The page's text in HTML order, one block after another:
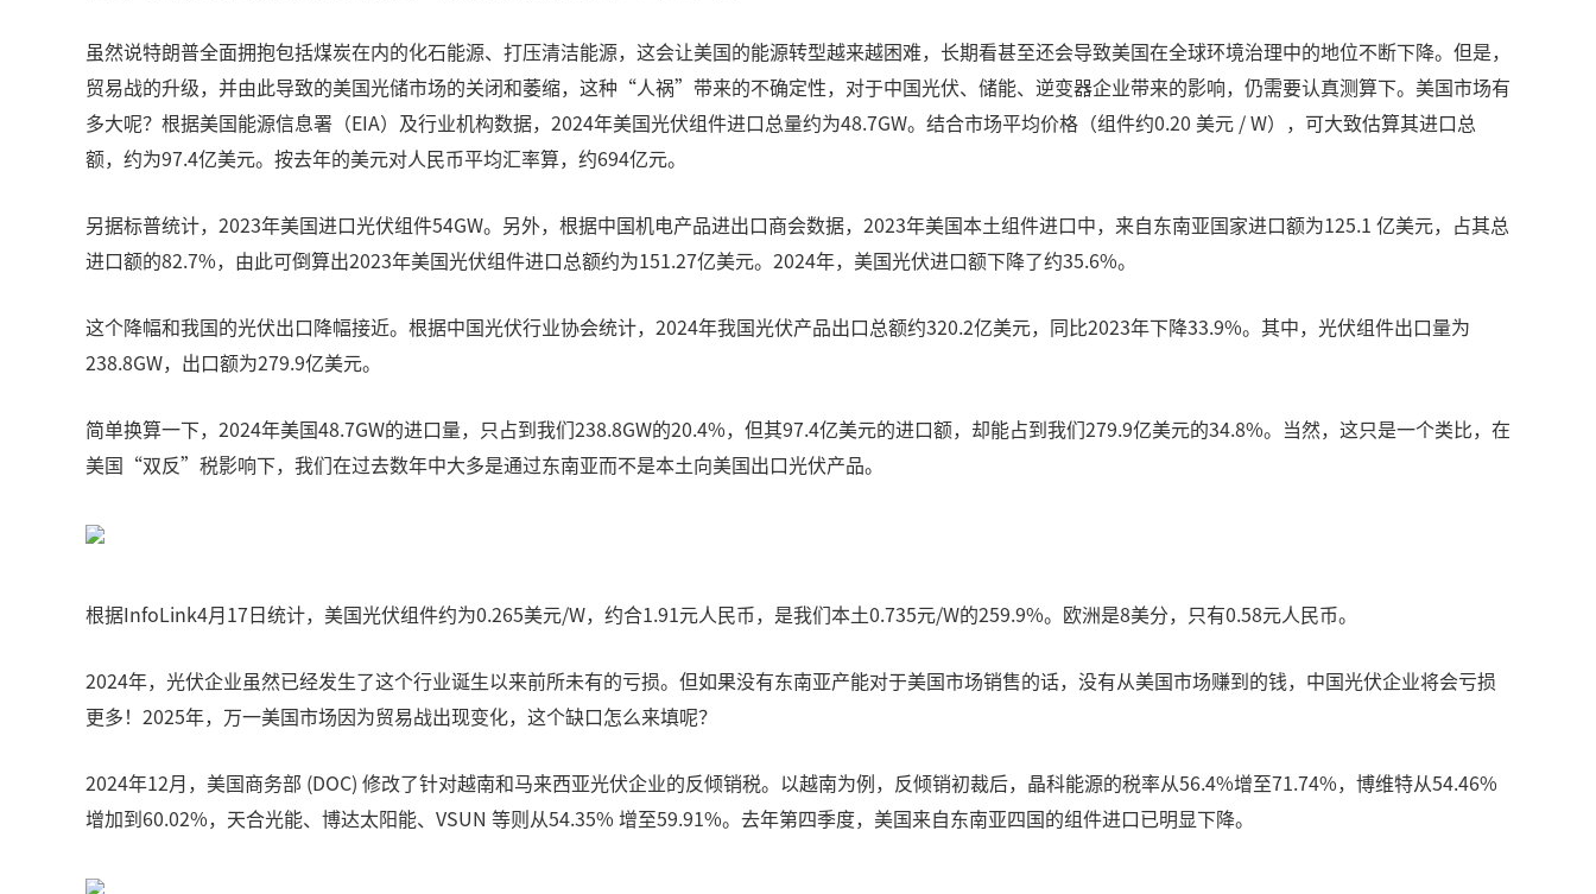
虽然说特朗普全面拥抱包括煤炭在内的化石能源、打压清洁能源，这会让美国的能源转型越来越困难，长期看甚至还会导致美国在全球环境治理中的地位不断下降。但是，
贸易战的升级，并由此导致的美国光储市场的关闭和萎缩，这种“人祸”带来的不确定性，对于中国光伏、储能、逆变器企业带来的影响，仍需要认真测算下。美国市场有
多大呢？根据美国能源信息署（EIA）及行业机构数据，2024年美国光伏组件进口总量约为48.7GW。结合市场平均价格（组件约0.20 美元 / W），可大致估算其进口总
额，约为97.4亿美元。按去年的美元对人民币平均汇率算，约694亿元。
另据标普统计，2023年美国进口光伏组件54GW。另外，根据中国机电产品进出口商会数据，2023年美国本土组件进口中，来自东南亚国家进口额为125.1 亿美元，占其总
进口额的82.7%，由此可倒算出2023年美国光伏组件进口总额约为151.27亿美元。2024年，美国光伏进口额下降了约35.6%。
这个降幅和我国的光伏出口降幅接近。根据中国光伏行业协会统计，2024年我国光伏产品出口总额约320.2亿美元，同比2023年下降33.9%。其中，光伏组件出口量为
238.8GW，出口额为279.9亿美元。
简单换算一下，2024年美国48.7GW的进口量，只占到我们238.8GW的20.4%，但其97.4亿美元的进口额，却能占到我们279.9亿美元的34.8%。当然，这只是一个类比，在
美国“双反”税影响下，我们在过去数年中大多是通过东南亚而不是本土向美国出口光伏产品。
根据InfoLink4月17日统计，美国光伏组件约为0.265美元/W，约合1.91元人民币，是我们本土0.735元/W的259.9%。欧洲是8美分，只有0.58元人民币。
2024年，光伏企业虽然已经发生了这个行业诞生以来前所未有的亏损。但如果没有东南亚产能对于美国市场销售的话，没有从美国市场赚到的钱，中国光伏企业将会亏损
更多！2025年，万一美国市场因为贸易战出现变化，这个缺口怎么来填呢？
2024年12月，美国商务部 (DOC) 修改了针对越南和马来西亚光伏企业的反倾销税。以越南为例，反倾销初裁后，晶科能源的税率从56.4%增至71.74%，博维特从54.46%
增加到60.02%，天合光能、博达太阳能、VSUN 等则从54.35% 增至59.91%。去年第四季度，美国来自东南亚四国的组件进口已明显下降。